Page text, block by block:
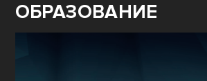
ОБРАЗОВАНИЕ